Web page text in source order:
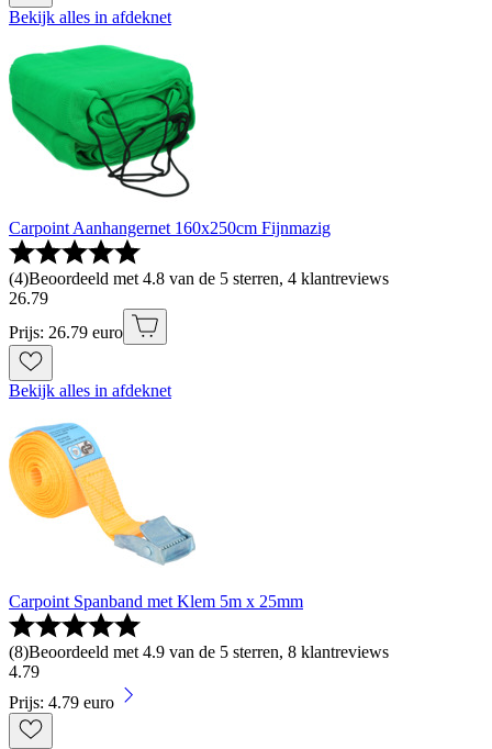
Bekijk alles in afdeknet
Carpoint Aanhangernet 160x250cm Fijnmazig
(4)Beoordeeld met 4.8 van de 5 sterren, 4 klantreviews
26.79
Prijs: 26.79 euro
Bekijk alles in afdeknet
Carpoint Spanband met Klem 5m x 25mm
(8)Beoordeeld met 4.9 van de 5 sterren, 8 klantreviews
4.79
Prijs: 4.79 euro